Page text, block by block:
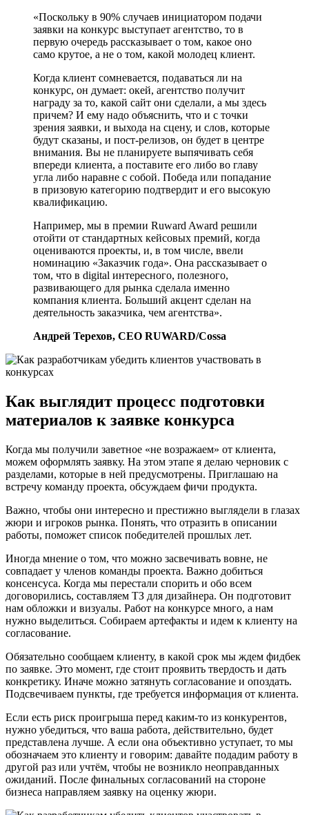
«Поскольку в 90% случаев инициатором подачи
заявки на конкурс выступает агентство, то в
первую очередь рассказывает о том, какое оно
само крутое, а не о том, какой молодец клиент.
Когда клиент сомневается, подаваться ли на
конкурс, он думает: окей, агентство получит
награду за то, какой сайт они сделали, а мы здесь
причем? И ему надо объяснить, что и с точки
зрения заявки, и выхода на сцену, и слов, которые
будут сказаны, и пост-релизов, он будет в центре
внимания. Вы не планируете выпячивать себя
впереди клиента, а поставите его либо во главу
угла либо наравне с собой. Победа или попадание
в призовую категорию подтвердит и его высокую
квалификацию.
Например, мы в премии Ruward Award решили
отойти от стандартных кейсовых премий, когда
оцениваются проекты, и, в том числе, ввели
номинацию «Заказчик года». Она рассказывает о
том, что в digital интересного, полезного,
развивающего для рынка сделала именно
компания клиента. Больший акцент сделан на
деятельность заказчика, чем агентства».
Андрей Терехов, CEO RUWARD/Cossa
Как выглядит процесс подготовки
материалов к заявке конкурса
Когда мы получили заветное «не возражаем» от клиента,
можем оформлять заявку. На этом этапе я делаю черновик с
разделами, которые в ней предусмотрены. Приглашаю на
встречу команду проекта, обсуждаем фичи продукта.
Важно, чтобы они интересно и престижно выглядели в глазах
жюри и игроков рынка. Понять, что отразить в описании
работы, поможет список победителей прошлых лет.
Иногда мнение о том, что можно засвечивать вовне, не
совпадает у членов команды проекта. Важно добиться
консенсуса. Когда мы перестали спорить и обо всем
договорились, составляем ТЗ для дизайнера. Он подготовит
нам обложки и визуалы. Работ на конкурсе много, а нам
нужно выделиться. Собираем артефакты и идем к клиенту на
согласование.
Обязательно сообщаем клиенту, в какой срок мы ждем фидбек
по заявке. Это момент, где стоит проявить твердость и дать
конкретику. Иначе можно затянуть согласование и опоздать.
Подсвечиваем пункты, где требуется информация от клиента.
Если есть риск проигрыша перед каким-то из конкурентов,
нужно убедиться, что ваша работа, действительно, будет
представлена лучше. А если она объективно уступает, то мы
обозначаем это клиенту и говорим: давайте подадим работу в
другой раз или учтём, чтобы не возникло неоправданных
ожиданий. После финальных согласований на стороне
бизнеса направляем заявку на оценку жюри.